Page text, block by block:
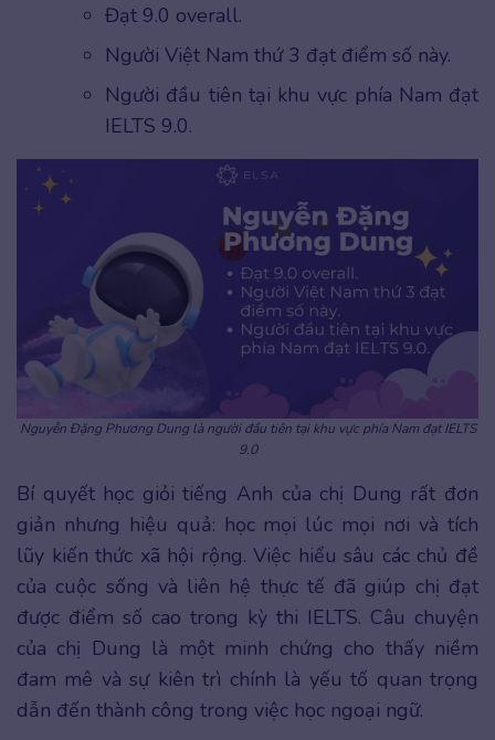
Đạt 9.0 overall.
Người Việt Nam thứ 3 đạt điểm số này.
Người đầu tiên tại khu vực phía Nam đạt
IELTS 9.0.
Nguyễn Đặng Phương Dung là người đầu tiên tại khu vực phía Nam đạt IELTS
9.0
Bí quyết học giỏi tiếng Anh của chị Dung rất đơn
giản nhưng hiệu quả: học mọi lúc mọi nơi và tích
lũy kiến thức xã hội rộng. Việc hiểu sâu các chủ đề
của cuộc sống và liên hệ thực tế đã giúp chị đạt
được điểm số cao trong kỳ thi IELTS. Câu chuyện
của chị Dung là một minh chứng cho thấy niềm
đam mê và sự kiên trì chính là yếu tố quan trọng
dẫn đến thành công trong việc học ngoại ngữ.